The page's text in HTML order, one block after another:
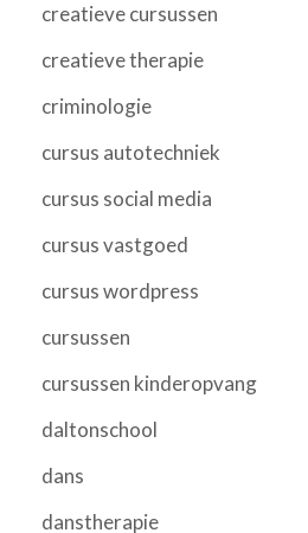
creatieve cursussen
creatieve therapie
criminologie
cursus autotechniek
cursus social media
cursus vastgoed
cursus wordpress
cursussen
cursussen kinderopvang
daltonschool
dans
danstherapie